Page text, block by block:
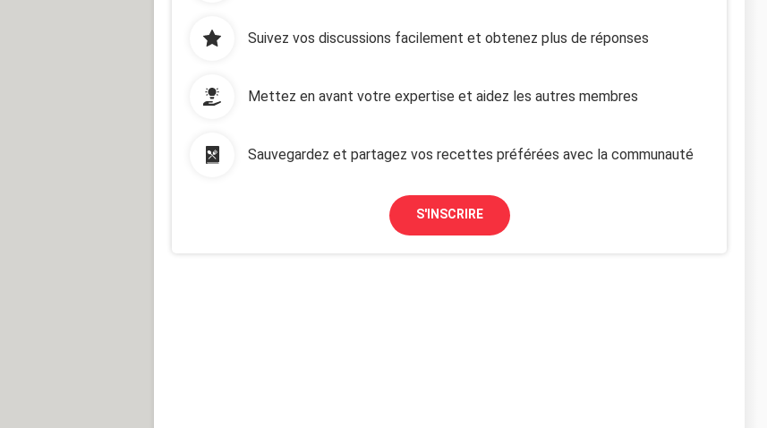
Suivez vos discussions facilement et obtenez plus de réponses
Mettez en avant votre expertise et aidez les autres membres
Sauvegardez et partagez vos recettes préférées avec la communauté
S'INSCRIRE